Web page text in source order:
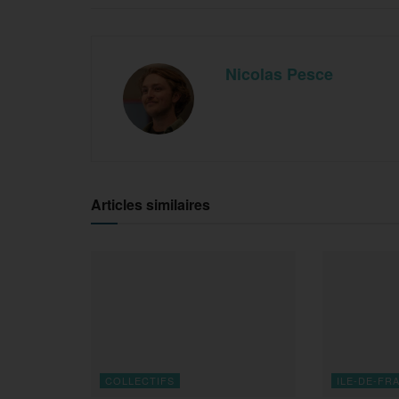
Nicolas Pesce
Articles similaires
COLLECTIFS ILE-DE-